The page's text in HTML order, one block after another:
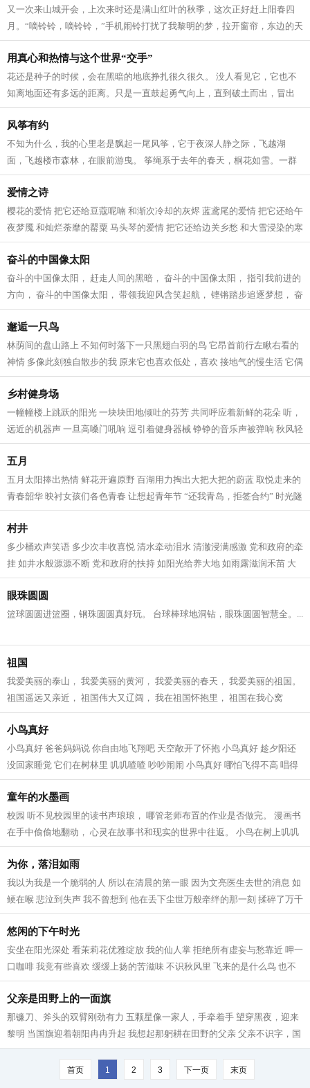
又一次来山城开会，上次来时还是满山红叶的秋季，这次正好赶上阳春四
月。“嘀铃铃，嘀铃铃，”手机闹铃打扰了我黎明的梦，拉开窗帘，东边的天
际刚亮起来，能隐隐约约看到远处...
用真心和热情与这个世界“交手”
花还是种子的时候，会在黑暗的地底挣扎很久很久。 没人看见它，它也不
知离地面还有多远的距离。只是一直鼓起勇气向上，直到破土而出，冒出
小小的嫩芽。 毛毛虫在蜕变成蝴蝶之...
风筝有约
不知为什么，我的心里老是飘起一尾风筝，它于夜深人静之际，飞越湖
面，飞越楼市森林，在眼前游曳。 筝绳系于去年的春天，桐花如雪。一群
文友相聚在湖畔的渔港，赏湖景，看桐花...
爱情之诗
樱花的爱情 把它还给豆蔻呢喃 和渐次冷却的灰烬 蓝鸢尾的爱情 把它还给午
夜梦魇 和灿烂荼靡的罂粟 马头琴的爱情 把它还给边关乡愁 和大雪浸染的寒
衾 火烧云的爱情 把它还给转瞬即...
奋斗的中国像太阳
奋斗的中国像太阳， 赶走人间的黑暗， 奋斗的中国像太阳， 指引我前进的
方向， 奋斗的中国像太阳， 带领我迎风含笑起航， 铿锵踏步追逐梦想， 奋
斗的中国像太阳， 日新月异科技...
邂逅一只鸟
林荫间的盘山路上 不知何时落下一只黑翅白羽的鸟 它昂首前行左瞅右看的
神情 多像此刻独自散步的我 原来它也喜欢低处，喜欢 接地气的慢生活 它偶
尔回头看我 偶尔自言自语啾啾两声...
乡村健身场
一幢幢楼上跳跃的阳光 一块块田地倾吐的芬芳 共同呼应着新鲜的花朵 听，
远近的机器声 一旦高嗓门吼响 逗引着健身器械 铮铮的音乐声被弹响 秋风轻
快，也加入合唱 吹去了田间曾没...
五月
五月太阳捧出热情 鲜花开遍原野 百湖用力掏出大把大把的蔚蓝 取悦走来的
青春韶华 映衬女孩们各色青春 让想起青年节 “还我青岛，拒签合约” 时光隧
道回响着 一场爱国主义学潮 发...
村井
多少桶欢声笑语 多少次丰收喜悦 清水牵动泪水 清澈浸满感激 党和政府的牵
挂 如井水般源源不断 党和政府的扶持 如阳光给养大地 如雨露滋润禾苗 大
爷笑了 大娘笑了 乡亲们笑了 乡村...
眼珠圆圆
篮球圆圆进篮圈，钢珠圆圆真好玩。 台球棒球地洞钻，眼珠圆圆智慧全。...
祖国
我爱美丽的泰山， 我爱美丽的黄河， 我爱美丽的春天， 我爱美丽的祖国。
祖国遥远又亲近， 祖国伟大又辽阔， 我在祖国怀抱里， 祖国在我心窝
窝。...
小鸟真好
小鸟真好 爸爸妈妈说 你自由地飞翔吧 天空敞开了怀抱 小鸟真好 趁夕阳还
没回家睡觉 它们在树林里 叽叽喳喳 吵吵闹闹 小鸟真好 哪怕飞得不高 唱得
不好 老师也不急 妈妈也不恼...
童年的水墨画
校园 听不见校园里的读书声琅琅， 哪管老师布置的作业是否做完。 漫画书
在手中偷偷地翻动， 心灵在故事书和现实的世界中往返。 小鸟在树上叽叽
喳喳地叫， 也想去操场上奔跑和海...
为你，落泪如雨
我以为我是一个脆弱的人 所以在清晨的第一眼 因为文亮医生去世的消息 如
鲠在喉 悲泣到失声 我不曾想到 他在丢下尘世万般牵绊的那一刻 揉碎了万千
人的心 没有一条善良的血脉不疼...
悠闲的下午时光
安坐在阳光深处 看茉莉花优雅绽放 我的仙人掌 拒绝所有虚妄与愁靠近 呷一
口咖啡 我竞有些喜欢 缓缓上扬的苦滋味 不识秋风里 飞来的是什么鸟 也不
知为何 停驻在我的窗沿 对着我不...
父亲是田野上的一面旗
那镰刀、斧头的双臂刚劲有力 五颗星像一家人，手牵着手 望穿黑夜，迎来
黎明 当国旗迎着朝阳冉冉升起 我想起那躬耕在田野的父亲 父亲不识字，国
歌也唱不好 这并不妨碍他“起来”...
首页 1 2 3 下一页 末页